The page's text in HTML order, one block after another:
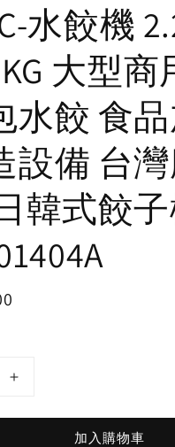
水餃機
大型
水餃 食
設備 台
韓式餃
加入購物車